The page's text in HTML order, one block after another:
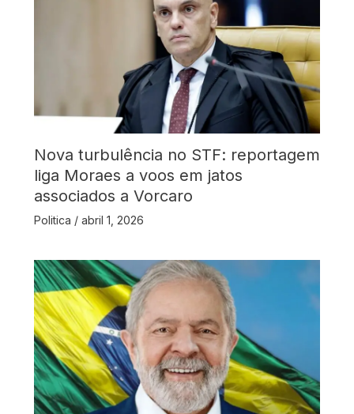
Nova turbulência no STF: reportagem
liga Moraes a voos em jatos
associados a Vorcaro
Politica / abril 1, 2026